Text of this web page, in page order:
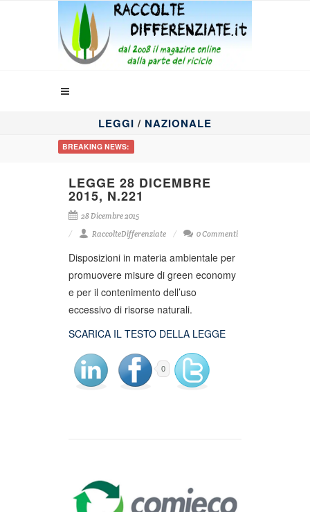
LEGGI / NAZIONALE
BREAKING NEWS:
LEGGE 28 DICEMBRE
2015, N.221
28 Dicembre 2015
RaccolteDifferenziate
0 Commenti
Disposizioni in materia ambientale per
promuovere misure di green economy
e per il contenimento dell’uso
eccessivo di risorse naturali.
SCARICA IL TESTO DELLA LEGGE
0